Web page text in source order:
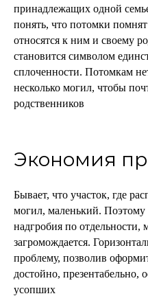
принадлежащих одной
понять, что потомки
относятся к ним и своему
становится символом
сплоченности. Потомкам
несколько могил, чтобы
родственников
Экономия
Бывает, что участок, где
могил, маленький.
надгробия по отдельности,
загромождается.
проблему, позволив
достойно, презентабельно,
усопших